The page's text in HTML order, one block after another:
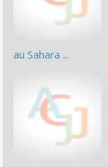
au Sahara ...